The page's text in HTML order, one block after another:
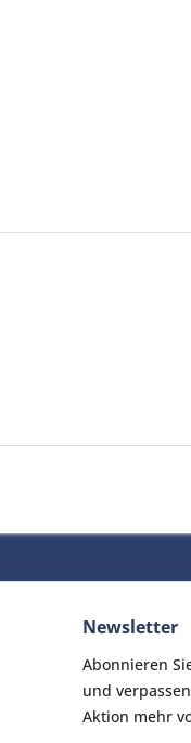
Newsletter
Abonnieren
und
Aktion mehr